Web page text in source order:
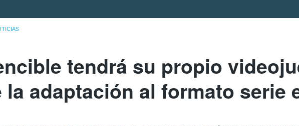
tendrá su propio
la adaptación al formato serie